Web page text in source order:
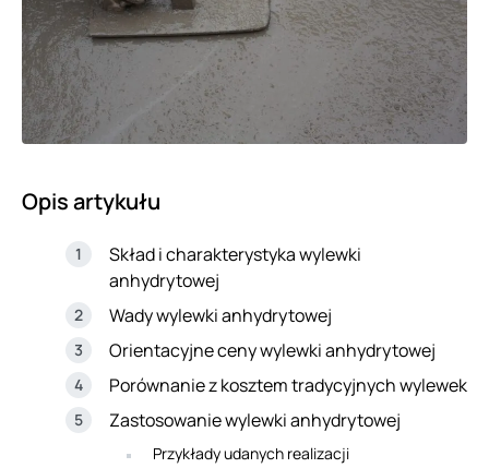
Opis artykułu
Skład i charakterystyka wylewki
anhydrytowej
Wady wylewki anhydrytowej
Orientacyjne ceny wylewki anhydrytowej
Porównanie z kosztem tradycyjnych wylewek
Zastosowanie wylewki anhydrytowej
Przykłady udanych realizacji